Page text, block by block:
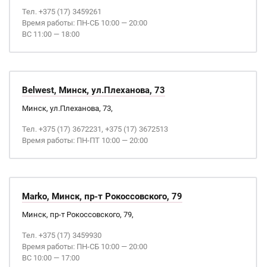
Тел. +375 (17) 3459261
Время работы: ПН-СБ 10:00 — 20:00
ВС 11:00 — 18:00
Belwest, Минск, ул.Плеханова, 73
Минск, ул.Плеханова, 73,
Тел. +375 (17) 3672231, +375 (17) 3672513
Время работы: ПН-ПТ 10:00 — 20:00
Marko, Минск, пр-т Рокоссовского, 79
Минск, пр-т Рокоссовского, 79,
Тел. +375 (17) 3459930
Время работы: ПН-СБ 10:00 — 20:00
ВС 10:00 — 17:00